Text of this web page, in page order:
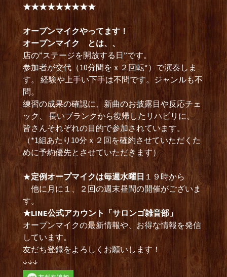
★★★★★★★★★
オープンマイクやってます！
オープンマイク とは、、
店の”ステージを開放する日”です。
参加者が交代（10分間をｘ２回転*）で演奏しま
す。 経験や上手い下手は不問です。ジャンルも不
問。
練習の成果の確認に、新曲のお披露目や反応チェ
ック、 長いブランクから復帰したリハビリに、
皆さんそれぞれの目的で参加されています。
（*1組あたり10分ｘ２回を確約させていただくた
めに予約優先とさせていただきます）
★定例オープマイクは毎週水曜日 １９時から
他に月に１、２回の週末昼間の開催がございま
す。
★LINE公式アカウント「サロンゴ雑音部」
オープンマイクの最新情報や、お得な情報を発信
しています。
友だち登録をよろしくお願いします！
↓↓↓